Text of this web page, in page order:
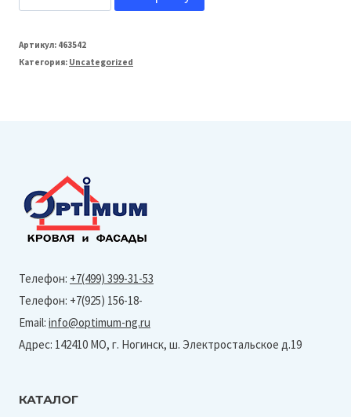
МеталлПрофиль
Планка
(VALORI-
Violet-
0,5
Артикул: 463542
Категория: Uncategorized
Телефон: +7(499) 399-31-53
Телефон: +7(925) 156-18-
Email: info@optimum-ng.ru
Адрес: 142410 МО, г. Ногинск, ш. Электростальское д.19
КАТАЛОГ